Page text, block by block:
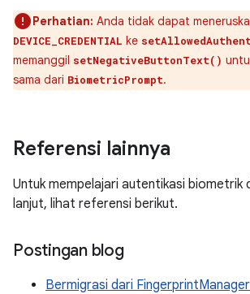
Perhatian: Anda tidak dapat
DEVICE_CREDENTIAL ke
memanggil setNegativeButtonText()
sama dari BiometricPrompt.
Referensi lainnya
Untuk mempelajari autentikasi biometrik
lanjut, lihat referensi berikut.
Postingan blog
Bermigrasi dari